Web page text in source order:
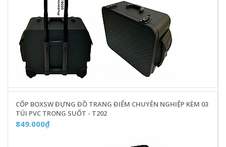
CỐP BOXSW ĐỰNG ĐỒ TRANG ĐIỂM CHUYÊN NGHIỆP KÈM 03
TÚI PVC TRONG SUỐT - T202
849.000₫